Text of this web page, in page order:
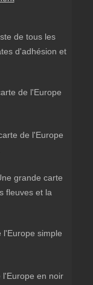
de tous les
d'adhésion et
de l'Europe
de l'Europe
grande carte
fleuves et la
l'Europe simple
en noir